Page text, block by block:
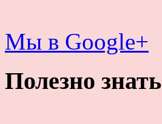
Мы в Google+
Полезно знать